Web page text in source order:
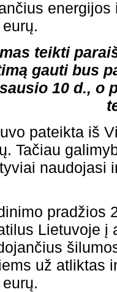
teikti
gauti bus
10 d., o
pateikta iš
Tačiau
naudojasi
pradžios
Lietuvoje į
už atliktas